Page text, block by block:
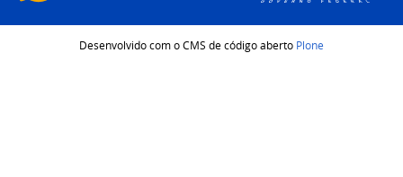
Desenvolvido com o CMS de código aberto Plone